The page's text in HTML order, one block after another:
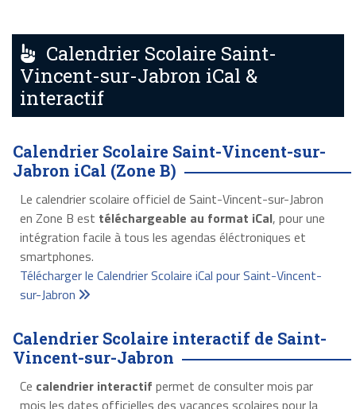
Calendrier Scolaire Saint-
Vincent-sur-Jabron iCal &
interactif
Calendrier Scolaire Saint-Vincent-sur-
Jabron iCal (Zone B)
Le calendrier scolaire officiel de Saint-Vincent-sur-Jabron
en Zone B est téléchargeable au format iCal, pour une
intégration facile à tous les agendas éléctroniques et
smartphones.
Télécharger le Calendrier Scolaire iCal pour Saint-Vincent-
sur-Jabron
Calendrier Scolaire interactif de Saint-
Vincent-sur-Jabron
Ce calendrier interactif permet de consulter mois par